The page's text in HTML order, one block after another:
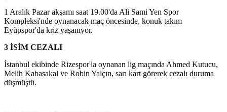
1 Aralık Pazar akşamı saat 19.00'da Ali Sami Yen Spor
Kompleksi'nde oynanacak maç öncesinde, konuk takım
Eyüpspor'da kriz yaşanıyor.
3 İSİM CEZALI
İstanbul ekibinde Rizespor'la oynanan lig maçında Ahmed Kutucu,
Melih Kabasakal ve Robin Yalçın, sarı kart görerek cezalı duruma
düşmüştü.